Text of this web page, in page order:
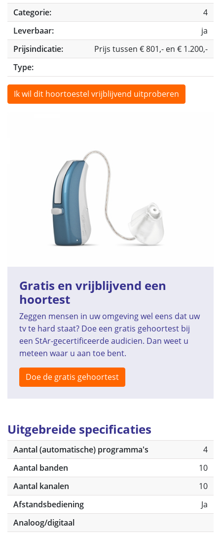
Categorie:
4
Leverbaar:
ja
Prijsindicatie:
Prijs tussen € 801,- en € 1.200,-
Type:
Ik wil dit hoortoestel vrijblijvend uitproberen
Gratis en vrijblijvend een
hoortest
Zeggen mensen in uw omgeving wel eens dat uw
tv te hard staat? Doe een gratis gehoortest bij
een StAr-gecertificeerde audicien. Dan weet u
meteen waar u aan toe bent.
Doe de gratis gehoortest
Uitgebreide specificaties
Aantal (automatische) programma's
4
Aantal banden
10
Aantal kanalen
10
Afstandsbediening
Ja
Analoog/digitaal